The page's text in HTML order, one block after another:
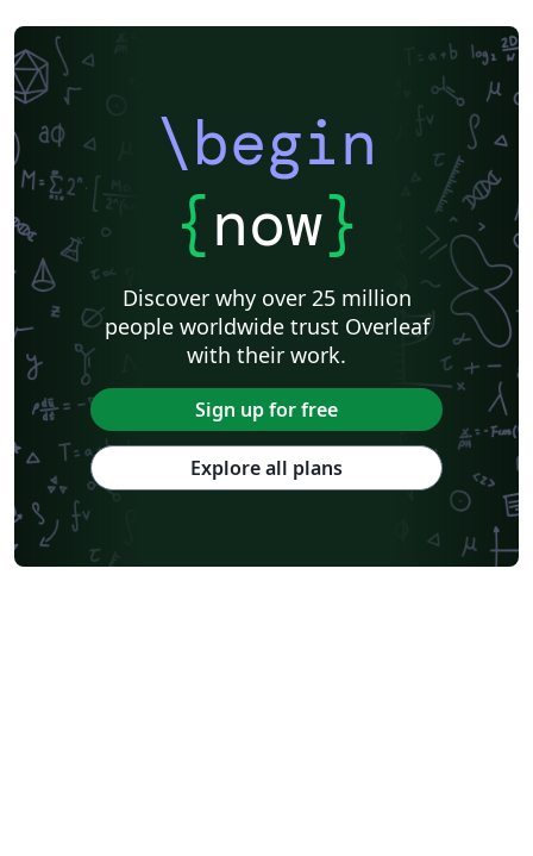
\begin
{now}
Discover why over 25 million
people worldwide trust Overleaf
with their work.
Sign up for free
Explore all plans